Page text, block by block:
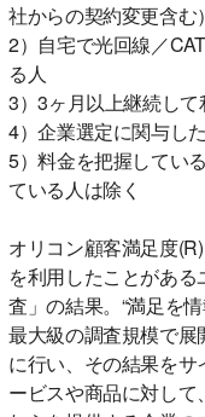
社からの契約変更含む
2）自宅で光回線／
る人
3）3ヶ月以上継続し
4）企業選定に関与し
5）料金を把握してい
ている人は除く
オリコン顧客満足度
を利用したことがあ
査」の結果。“満足を
最大級の調査規模で
に行い、その結果を
ービスや商品に対し